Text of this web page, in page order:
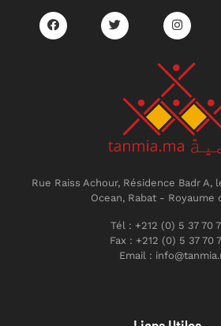
Rue Raiss Achour, Résidence Badr A,
Ocean, Rabat - Royaume
Tél : +212 (0) 5 37 70
Fax : +212 (0) 5 37 70
Email :